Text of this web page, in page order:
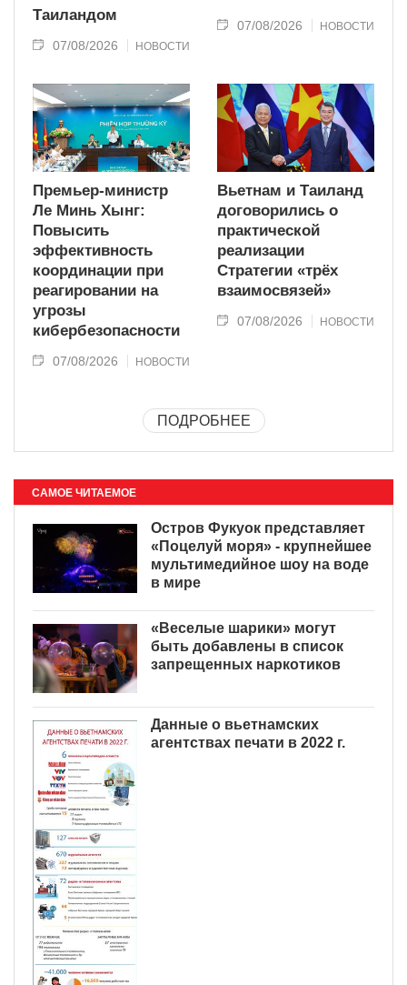
Таиландом
07/08/2026 НОВОСТИ
07/08/2026 НОВОСТИ
Премьер-министр
Ле Минь Хынг:
Повысить
эффективность
координации при
реагировании на
угрозы
кибербезопасности
07/08/2026 НОВОСТИ
Вьетнам и Таиланд
договорились о
практической
реализации
Стратегии «трёх
взаимосвязей»
07/08/2026 НОВОСТИ
ПОДРОБНЕЕ
САМОЕ ЧИТАЕМОЕ
Остров Фукуок представляет
«Поцелуй моря» - крупнейшее
мультимедийное шоу на воде
в мире
«Веселые шарики» могут
быть добавлены в список
запрещенных наркотиков
Данные о вьетнамских
агентствах печати в 2022 г.